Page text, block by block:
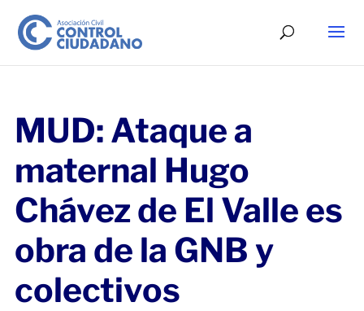
MUD: Ataque a
maternal Hugo
Chávez de El Valle es
obra de la GNB y
colectivos